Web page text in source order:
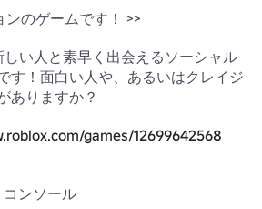
ンのゲームです！ >>
しい人と素早く出会えるソーシャル
す！面白い人や、あるいはクレイジ
ありますか？
games/12699642568
コンソール